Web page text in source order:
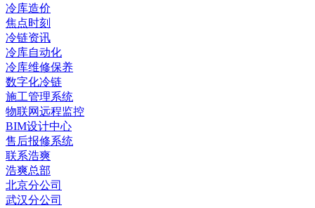
冷库造价
焦点时刻
冷链资讯
冷库自动化
冷库维修保养
数字化冷链
施工管理系统
物联网远程监控
BIM设计中心
售后报修系统
联系浩爽
浩爽总部
北京分公司
武汉分公司